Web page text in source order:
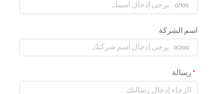
0/100
اسم الشركة
0/200
رسالة